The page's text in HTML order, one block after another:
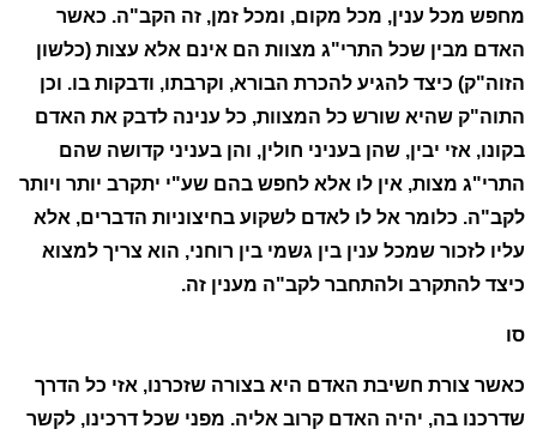
מחפש מכל ענין, מכל מקום, ומכל זמן, זה הקב"ה. כאשר
האדם מבין שכל התרי"ג מצוות הם אינם אלא עצות (כלשון
הזוה"ק) כיצד להגיע להכרת הבורא, וקרבתו, ודבקות בו. וכן
התוה"ק שהיא שורש כל המצוות, כל ענינה לדבק את האדם
בקונו, אזי יבין, שהן בעניני חולין, והן בעניני קדושה שהם
התרי"ג מצות, אין לו אלא לחפש בהם שע"י יתקרב יותר ויותר
לקב"ה. כלומר אל לו לאדם לשקוע בחיצוניות הדברים, אלא
עליו לזכור שמכל ענין בין גשמי בין רוחני, הוא צריך למצוא
כיצד להתקרב ולהתחבר לקב"ה מענין זה.
סו
כאשר צורת חשיבת האדם היא בצורה שזכרנו, אזי כל הדרך
שדרכנו בה, יהיה האדם קרוב אליה. מפני שכל דרכינו, לקשר